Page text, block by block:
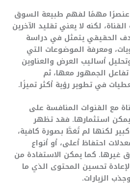
عنصرًا مهمًا لفهم طبيعة السوق
لكنه لا يعني تقليد الآخرين
الحقيقي يتمثل في دراسة
ومعرفة الموضوعات التي
أساليب العرض والعناوين
الجمهور معها، ثم
في تطوير رؤية أكثر تميزًا.
مع القنوات المنافسة على
استثمارها. فقد تظهر
لكنها لم تُغطَّ بصورة كافية،
احتفاظ أعلى، أو أنواع
غيرها. كما يمكن الاستفادة من
لإعادة تحسين المحتوى الذي ما
الزيارات.